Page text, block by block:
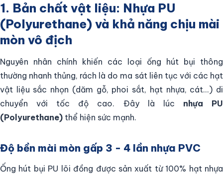
1. Bản chất vật liệu: Nhựa PU
(Polyurethane) và khả năng chịu mài
mòn vô địch
Nguyên nhân chính khiến các loại ống hút bụi thông
thường nhanh thủng, rách là do ma sát liên tục với các hạt
vật liệu sắc nhọn (dăm gỗ, phoi sắt, hạt nhựa, cát...) di
chuyển với tốc độ cao. Đây là lúc nhựa PU
(Polyurethane) thể hiện sức mạnh.
Độ bền mài mòn gấp 3 - 4 lần nhựa PVC
Ống hút bụi PU lõi đồng được sản xuất từ 100% hạt nhựa